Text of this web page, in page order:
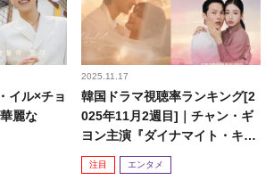
イル×チョ
麗な
2025.11.17
韓国ドラマ視聴率ランキング[2
025年11月2週目]｜チャン・ギ
ヨン主演『ダイナマイト・キ
ス』がランクイン！
注目 エンタメ